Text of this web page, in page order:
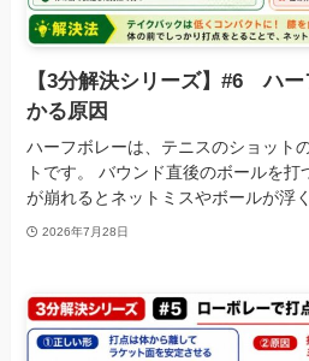
【3分解決シリーズ】#6 ハ
かる原因
ハーフボレーは、テニスのショット
トです。 バウンド直後のボールを
が崩れるとネットミスやボールが浮
2026年7月28日